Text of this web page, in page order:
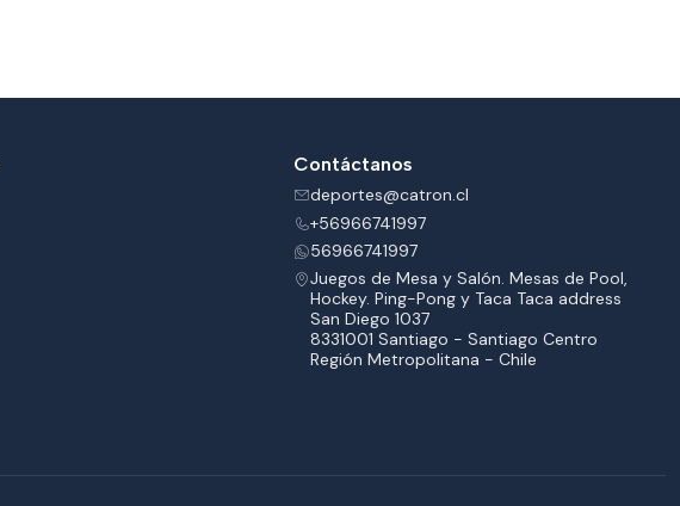
Contáctanos
deportes@catron.cl
+56966741997
56966741997
Juegos de Mesa y Salón. Mesas de Pool,
Hockey. Ping-Pong y Taca Taca address
San Diego 1037
8331001 Santiago - Santiago Centro
Región Metropolitana - Chile